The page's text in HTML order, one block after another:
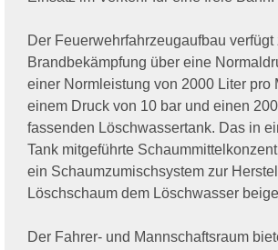
Der Feuerwehrfahrzeugaufbau verfügt
Brandbekämpfung über eine
einer Normleistung von 2000 Liter pro
einem Druck von 10 bar und einen
fassenden Löschwassertank. Das in
Tank mitgeführte
ein Schaumzumischsystem zur
Löschschaum dem Löschwasser
Der Fahrer- und Mannschaftsraum